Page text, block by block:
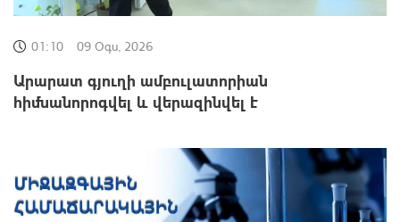
01:10 09 Օգս, 2026
Արարատ գյուղի ամբուլատորիան
հիմնանորոգվել և վերազինվել է